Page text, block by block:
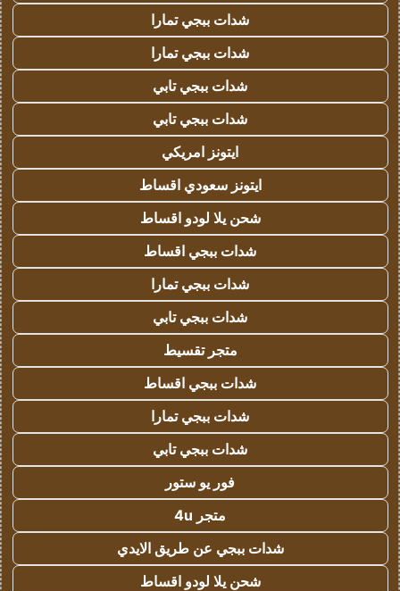
شدات ببجي تمارا
شدات ببجي تمارا
شدات ببجي تابي
شدات ببجي تابي
ايتونز امريكي
ايتونز سعودي اقساط
شحن يلا لودو اقساط
شدات ببجي اقساط
شدات ببجي تمارا
شدات ببجي تابي
متجر تقسيط
شدات ببجي اقساط
شدات ببجي تمارا
شدات ببجي تابي
فور يو ستور
متجر 4u
شدات ببجي عن طريق الايدي
شحن يلا لودو اقساط